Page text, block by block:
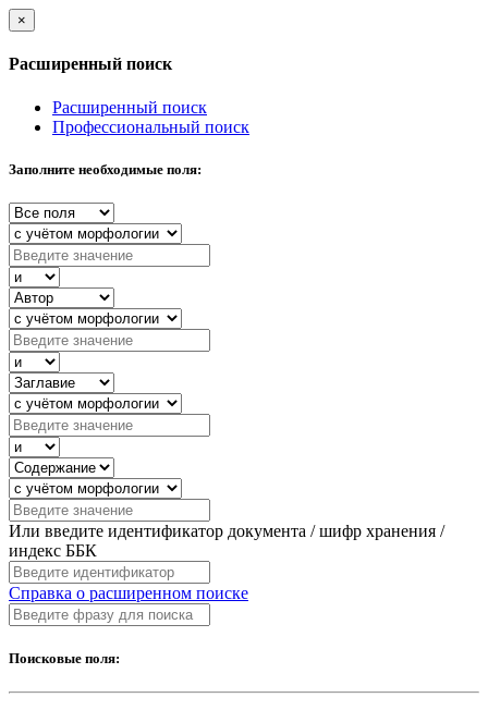
×
Расширенный поиск
Расширенный поиск
Профессиональный поиск
Заполните необходимые поля:
Или введите идентификатор документа / шифр хранения /
индекс ББК
Справка о расширенном поиске
Поисковые поля: